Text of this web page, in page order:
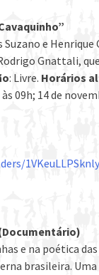
e
Gnattali,
: Livre. Horários
09h; 14 de
(Documentário)
e na poética
brasileira.